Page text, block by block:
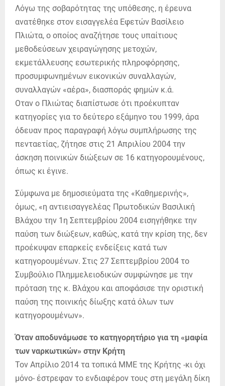
Λόγω της σοβαρότητας της υπόθεσης, η έρευνα
ανατέθηκε στον εισαγγελέα Εφετών Βασίλειο
Πλιώτα, ο οποίος αναζήτησε τους υπαίτιους
μεθοδεύσεων χειραγώγησης μετοχών,
εκμετάλλευσης εσωτερικής πληροφόρησης,
προσυμφωνημένων εικονικών συναλλαγών,
συναλλαγών «αέρα», διασποράς φημών κ.ά.
Οταν ο Πλιώτας διαπίστωσε ότι προέκυπταν
κατηγορίες για το δεύτερο εξάμηνο του 1999, άρα
όδευαν προς παραγραφή λόγω συμπλήρωσης της
πενταετίας, ζήτησε στις 21 Απριλίου 2004 την
άσκηση ποινικών διώξεων σε 16 κατηγορουμένους,
όπως κι έγινε.
Σύμφωνα με δημοσιεύματα της «Καθημερινής»,
όμως, «η αντιεισαγγελέας Πρωτοδικών Βασιλική
Βλάχου την 1η Σεπτεμβρίου 2004 εισηγήθηκε την
παύση των διώξεων, καθώς, κατά την κρίση της, δεν
προέκυψαν επαρκείς ενδείξεις κατά των
κατηγορουμένων. Στις 27 Σεπτεμβρίου 2004 το
Συμβούλιο Πλημμελειοδικών συμφώνησε με την
πρόταση της κ. Βλάχου και αποφάσισε την οριστική
παύση της ποινικής δίωξης κατά όλων των
κατηγορουμένων».
Όταν αποδυνάμωσε το κατηγορητήριο για τη «μαφία
των ναρκωτικών» στην Κρήτη
Τον Απρίλιο 2014 τα τοπικά ΜΜΕ της Κρήτης -κι όχι
μόνο- έστρεφαν το ενδιαφέρον τους στη μεγάλη δίκη